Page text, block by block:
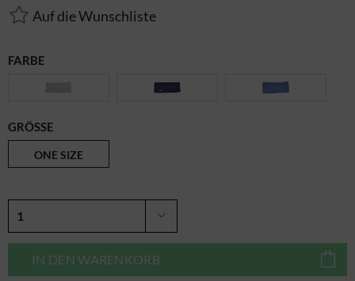
Auf die Wunschliste
FARBE
GRÖSSE
ONE SIZE
IN DEN WARENKORB